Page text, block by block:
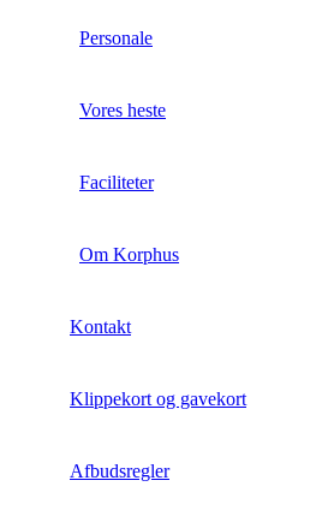
Personale
Vores heste
Faciliteter
Om Korphus
Kontakt
Klippekort og gavekort
Afbudsregler